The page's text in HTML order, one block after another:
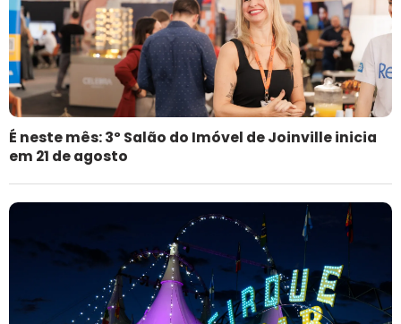
É neste mês: 3º Salão do Imóvel de Joinville inicia
em 21 de agosto